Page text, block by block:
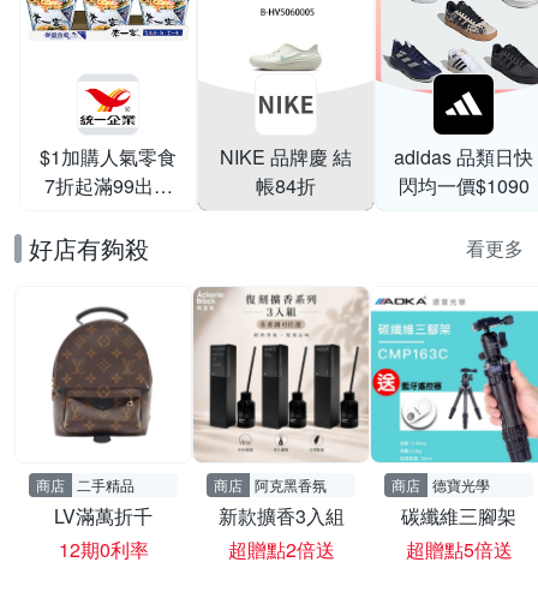
$1加購人氣零食
7折起滿99出貨
NIKE 品牌慶 結
帳84折
adidas 品類日快
閃均一價$1090
好店有夠殺 看更多
商店 二手精品
LV滿萬折千
12期0利率
商店 阿克黑香氛
新款擴香3入組
超贈點2倍送
商店 德寶光學
碳纖維三腳架
超贈點5倍送